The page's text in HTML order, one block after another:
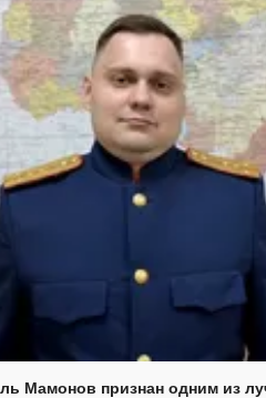
Мамонов признан одним из